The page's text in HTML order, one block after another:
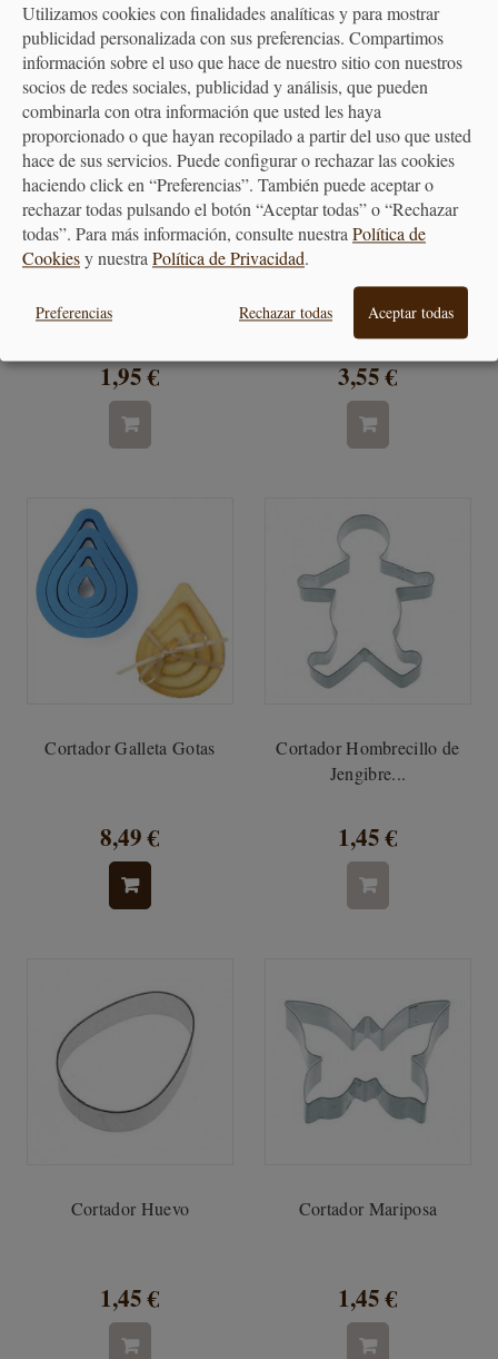
Brontosaurio
1,95 €
Cortador Erizo
3,55 €
Cortador Galleta Gotas
8,49 €
Cortador Hombrecillo de
Jengibre...
1,45 €
Cortador Huevo
1,45 €
Cortador Mariposa
1,45 €
Utilizamos cookies con finalidades analíticas y para mostrar
publicidad personalizada con sus preferencias. Compartimos
información sobre el uso que hace de nuestro sitio con nuestros
socios de redes sociales, publicidad y análisis, que pueden
combinarla con otra información que usted les haya
proporcionado o que hayan recopilado a partir del uso que usted
hace de sus servicios. Puede configurar o rechazar las cookies
haciendo click en “Preferencias”. También puede aceptar o
rechazar todas pulsando el botón “Aceptar todas” o “Rechazar
todas”. Para más información, consulte nuestra Política de
Cookiesy nuestra Política de Privacidad.
Preferencias Rechazar todas Aceptar todas